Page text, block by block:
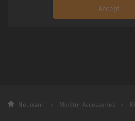
Accept
Neumann Monitor Accessories